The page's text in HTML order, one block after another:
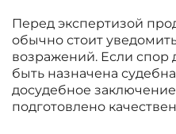
Перед экспертизой
обычно стоит
возражений. Если спор
быть назначена
досудебное
подготовлено